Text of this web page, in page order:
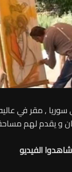
, مقر في
و يقدم لهم
الفيديو